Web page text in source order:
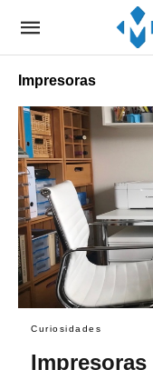
Impresoras
Curiosidades